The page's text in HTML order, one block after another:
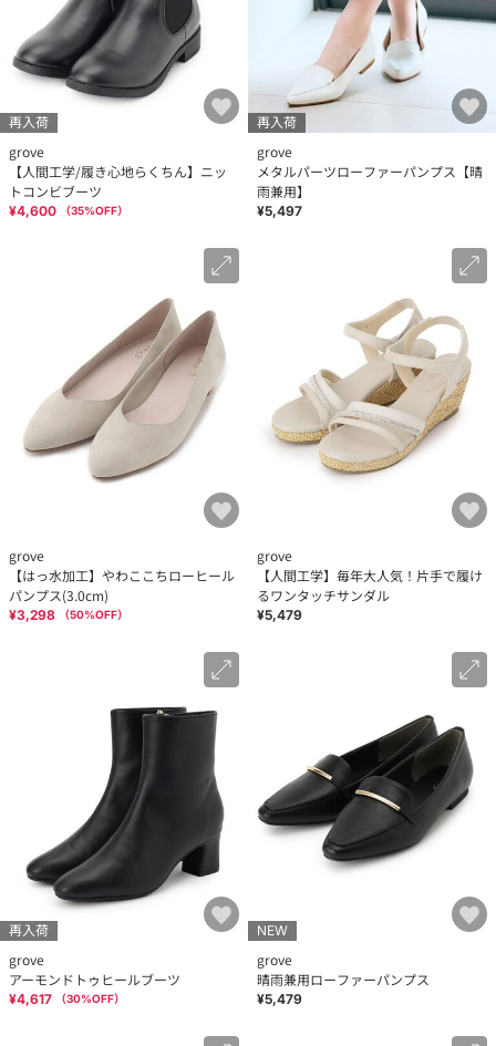
再入荷
grove
【人間工学/履き心地らくちん】ニッ
トコンビブーツ
¥4,600 （35%OFF）
再入荷
grove
メタルパーツローファーパンプス【晴
雨兼用】
¥5,497
grove
【はっ水加工】やわここちローヒール
パンプス(3.0cm)
¥3,298 （50%OFF）
grove
【人間工学】毎年大人気！片手で履け
るワンタッチサンダル
¥5,479
再入荷
grove
アーモンドトゥヒールブーツ
¥4,617 （30%OFF）
NEW
grove
晴雨兼用ローファーパンプス
¥5,479